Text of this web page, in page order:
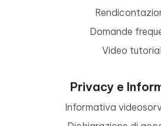
Domande
Video tutorial
Privacy e
Informativa